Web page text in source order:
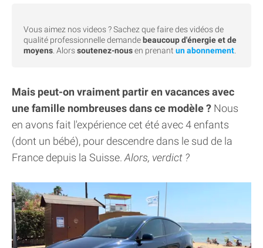
Vous aimez nos videos ? Sachez que faire des vidéos de
qualité professionnelle demande beaucoup d'énergie et de
moyens . Alorssoutenez-nousen prenant un abonnement
Mais peut-on vraiment partir en vacances avec
une famille nombreuses dans ce modèle ? Nous
en avons fait l'expérience cet été avec 4 enfants
(dont un bébé), pour descendre dans le sud de la
France depuis la Suisse. Alors, verdict ?